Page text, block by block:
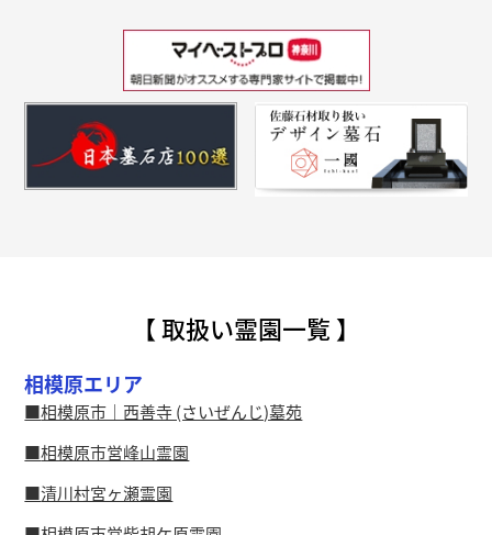
【 取扱い霊園一覧 】
相模原エリア
相模原市｜西善寺 (さいぜんじ)墓苑
相模原市営峰山霊園
清川村宮ヶ瀬霊園